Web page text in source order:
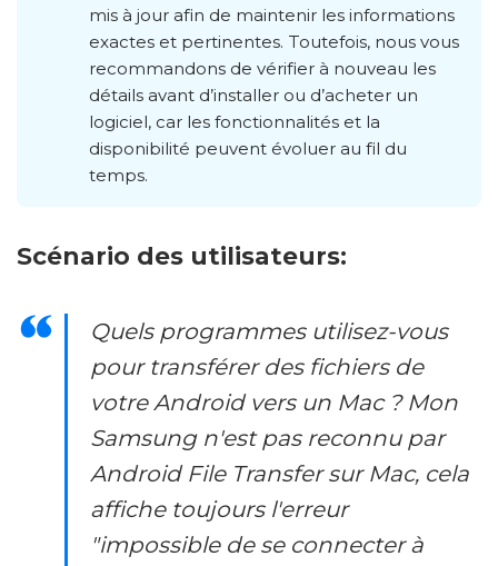
mis à jour afin de maintenir les informations
exactes et pertinentes. Toutefois, nous vous
recommandons de vérifier à nouveau les
détails avant d’installer ou d’acheter un
logiciel, car les fonctionnalités et la
disponibilité peuvent évoluer au fil du
temps.
Scénario des utilisateurs:
Quels programmes utilisez-vous
pour transférer des fichiers de
votre Android vers un Mac ? Mon
Samsung n'est pas reconnu par
Android File Transfer sur Mac, cela
affiche toujours l'erreur
"impossible de se connecter à